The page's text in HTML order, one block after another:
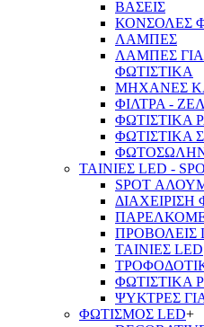
ΒΑΣΕΙΣ
ΚΟΝΣΟΛΕΣ
ΛΑΜΠΕΣ
ΛΑΜΠΕΣ
ΦΩΤΙΣΤΙΚΑ
ΜΗΧΑΝΕΣ
ΦΙΛΤΡΑ -
ΦΩΤΙΣΤΙΚΑ
ΦΩΤΙΣΤΙΚΑ
ΤΑΙΝΙΕΣ LED -
SPOT
ΠΡΟΒΟΛΕΙΣ
ΤΑΙΝΙΕΣ LED
ΦΩΤΙΣΤΙΚΑ
ΨΥΚΤΡΕΣ
ΦΩΤΙΣΜΟΣ LED+